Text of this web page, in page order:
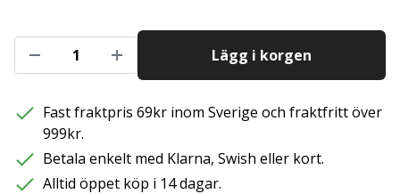
Lägg i korgen
Fast fraktpris 69kr inom Sverige och fraktfritt över
999kr.
Betala enkelt med Klarna, Swish eller kort.
Alltid öppet köp i 14 dagar.